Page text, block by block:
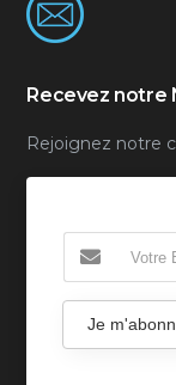
Recevez notre
Rejoignez notre
Je